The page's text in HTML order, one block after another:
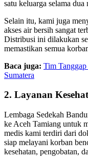
satu keluarga selama dua
Selain itu, kami juga
akses air bersih sangat
Distribusi ini dilakukan
memastikan semua
Baca juga: Tim
Sumatera
2. Layanan
Lembaga Sedekah
ke Aceh Tamiang untuk
medis kami terdiri dari
siap melayani korban
kesehatan, pengobatan,